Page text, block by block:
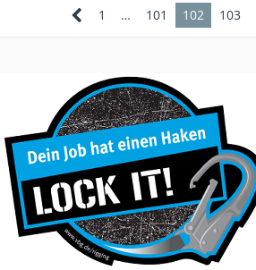
1 … 101 102 103